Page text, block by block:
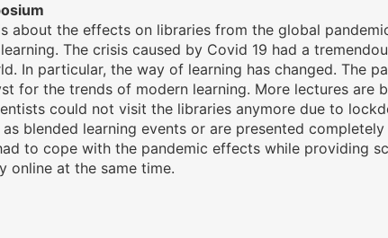
about the effects on libraries from the global
The crisis caused by Covid 19 had a
In particular, the way of learning has changed. The
for the trends of modern learning. More lectures are
could not visit the libraries anymore due to
blended learning events or are presented completely
to cope with the pandemic effects while providing
online at the same time.